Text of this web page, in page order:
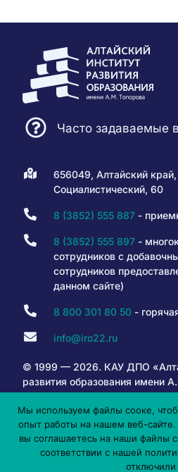
Часто задаваемые
656049, Алтайский край,
Социалистический, 60
8 (3852) 555 887-
8 (3852) 555 897-
сотрудников с
сотрудников
данном сайте)
8 800 301 80 50-
info@iro22.ru
© 1999 — 2026. КАУ ДПО
развития образования имени
6+
Мы используем файлы сооке,
опыт работы на нашем веб-
вы соглашаетесь на наши файлы
соответствии с нашей
отключили